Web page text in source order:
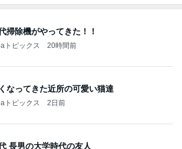
掃除機がやってきた！！
トピックス 20時間前
なってきた近所の可愛い猫達
トピックス 2日前
長男の大学時代の友人